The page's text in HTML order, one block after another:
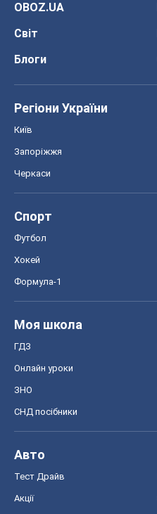
OBOZ.UA
Світ
Блоги
Регіони України
Київ
Запоріжжя
Черкаси
Спорт
Футбол
Хокей
Формула-1
Моя школа
ГДЗ
Онлайн уроки
ЗНО
СНД посібники
Авто
Тест Драйв
Акції